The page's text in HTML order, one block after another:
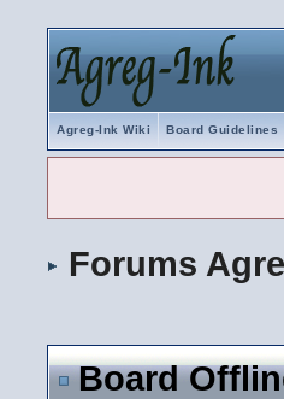
Agreg-Ink Wiki Board Guidelines
Forums
Board